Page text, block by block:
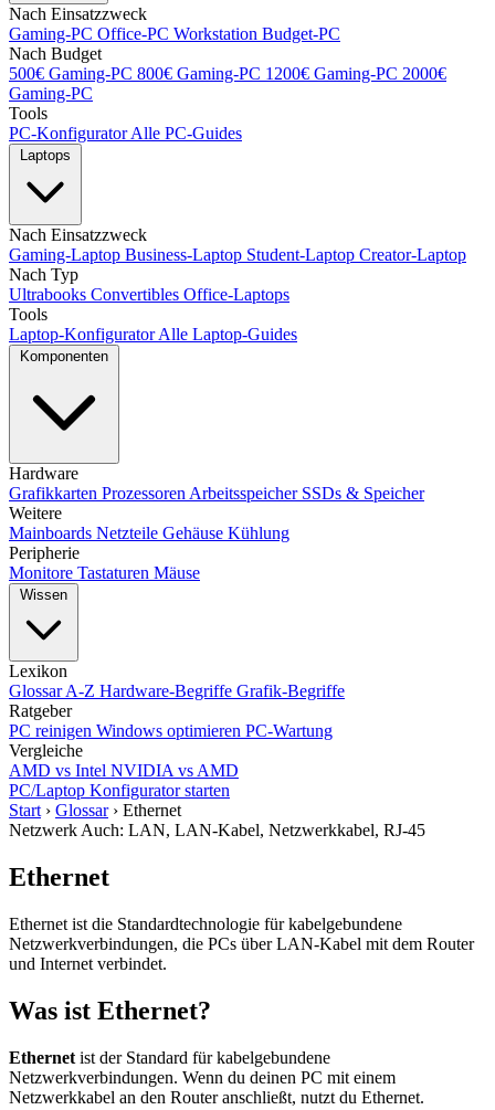
Nach Einsatzzweck
Gaming-PC Office-PC Workstation Budget-PC
Nach Budget
500€ Gaming-PC 800€ Gaming-PC 1200€ Gaming-PC 2000€
Gaming-PC
Tools
PC-KonfiguratorAlle PC-Guides
Laptops
Nach Einsatzzweck
Gaming-Laptop Business-Laptop Student-Laptop Creator-Laptop
Nach Typ
Ultrabooks Convertibles Office-Laptops
Tools
Laptop-KonfiguratorAlle Laptop-Guides
Komponenten
Hardware
Grafikkarten Prozessoren Arbeitsspeicher SSDs & Speicher
Weitere
Mainboards Netzteile Gehäuse Kühlung
Peripherie
Monitore Tastaturen Mäuse
Wissen
Lexikon
Glossar A-Z Hardware-Begriffe Grafik-Begriffe
Ratgeber
PC reinigen Windows optimieren PC-Wartung
Vergleiche
AMD vs Intel NVIDIA vs AMD
PC/Laptop Konfigurator starten
Start › Glossar › Ethernet
Netzwerk Auch: LAN, LAN-Kabel, Netzwerkkabel, RJ-45
Ethernet
Ethernet ist die Standardtechnologie für kabelgebundene
Netzwerkverbindungen, die PCs über LAN-Kabel mit dem Router
und Internet verbindet.
Was ist Ethernet?
Ethernet ist der Standard für kabelgebundene
Netzwerkverbindungen. Wenn du deinen PC mit einem
Netzwerkkabel an den Router anschließt, nutzt du Ethernet.